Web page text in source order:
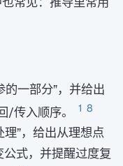
一部分”，并给出
/传入顺序。 1 8
”，给出从理想点
公式，并提醒过度复